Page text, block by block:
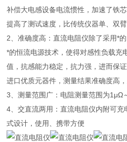
补偿大电感设备电流惯性，加速了铁
提高了测试速度，比传统仪器单、双
2、准确度高：直流电阻仪除了采用*
*的恒流电源技术，使得对感性负载充
值，抗感能力稳定，抗力强，进而保
进口优质元器件，测量结果准确度高
3、测量范围广：电阻测量范围为1μΩ
4、交直流两用：直流电阻仪内附可
式设计，使用、携带方便